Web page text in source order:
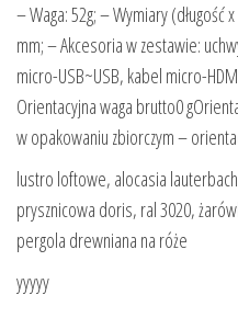
– Waga: 52g; – Wymiary (długość
mm; – Akcesoria w zestawie:
micro-USB~USB, kabel micro-
Orientacyjna waga brutto0
w opakowaniu zbiorczym –
lustro loftowe, alocasia
prysznicowa doris, ral 3020,
pergola drewniana na róże
yyyyy